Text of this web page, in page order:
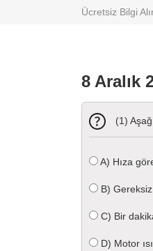
Ücretsiz Bilgi
8 Aralık
(1)
A) Hıza
B)
C) Bir
D) Motor